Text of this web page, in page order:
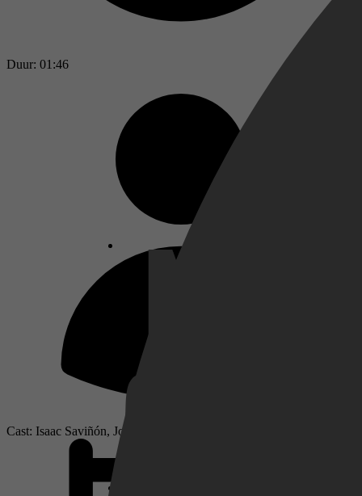
Duur: 01:46
Cast: Isaac Saviñón, José Guillermo Cortines, David Chocarro